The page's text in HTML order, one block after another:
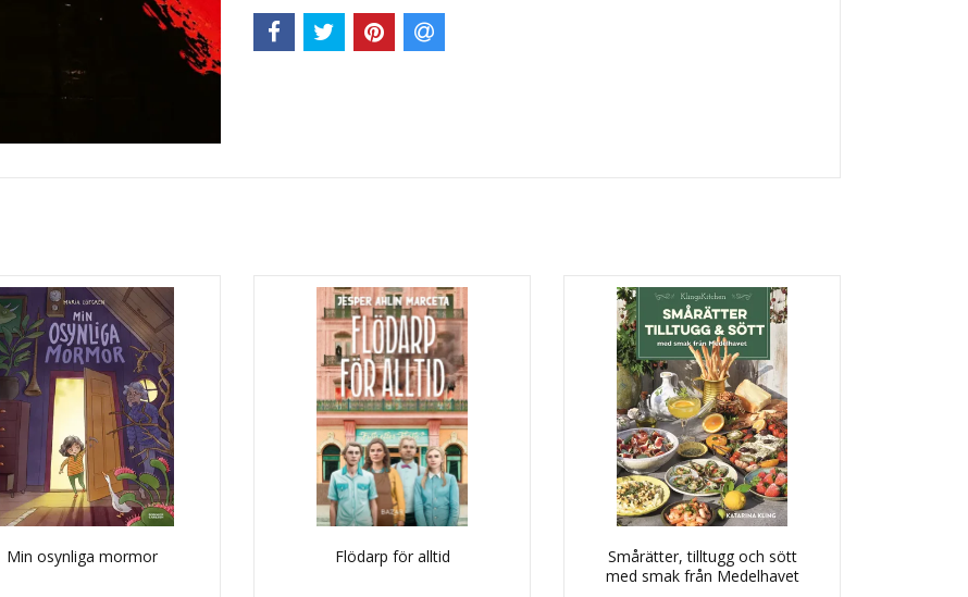
Min osynliga mormor Flödarp för alltid
Smårätter, tilltugg och sött
med smak från Medelhavet